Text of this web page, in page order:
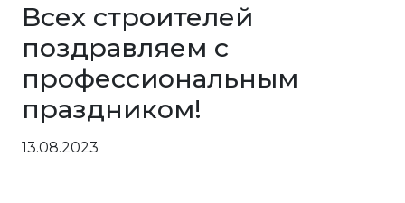
Всех строителей
поздравляем с
профессиональным
праздником!
13.08.2023